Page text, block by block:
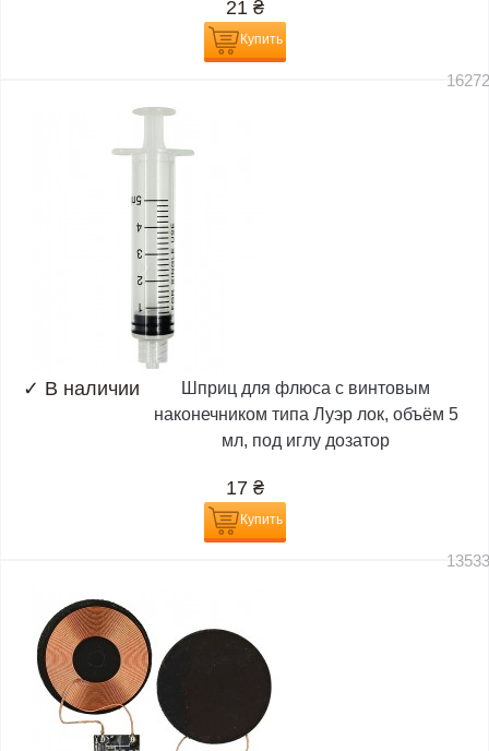
21 ₴
Купить
✓ В наличии
Шприц для флюса с винтовым
наконечником типа Луэр лок, объём 5
мл, под иглу дозатор
17 ₴
Купить